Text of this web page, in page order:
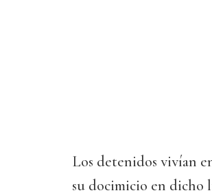
Los detenidos vivían
su docimicio en dicho